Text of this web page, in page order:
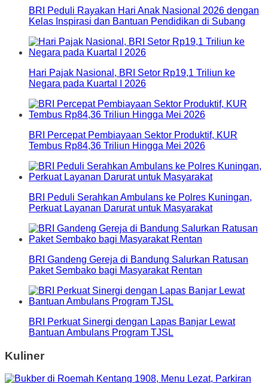
BRI Peduli Rayakan Hari Anak Nasional 2026 dengan
Kelas Inspirasi dan Bantuan Pendidikan di Subang
Hari Pajak Nasional, BRI Setor Rp19,1 Triliun ke
Negara pada Kuartal I 2026
BRI Percepat Pembiayaan Sektor Produktif, KUR
Tembus Rp84,36 Triliun Hingga Mei 2026
BRI Peduli Serahkan Ambulans ke Polres Kuningan,
Perkuat Layanan Darurat untuk Masyarakat
BRI Gandeng Gereja di Bandung Salurkan Ratusan
Paket Sembako bagi Masyarakat Rentan
BRI Perkuat Sinergi dengan Lapas Banjar Lewat
Bantuan Ambulans Program TJSL
Kuliner